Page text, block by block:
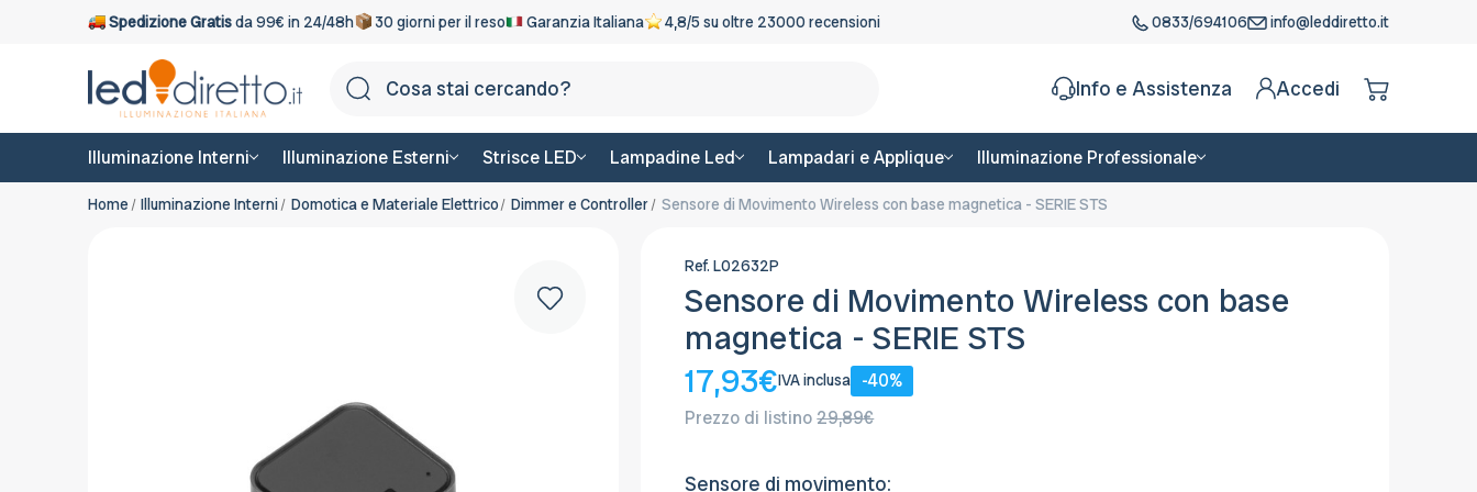
Spedizione Gratisda 99€ in 24/48h 30 giorni per il reso Garanzia Italiana 4,8/5 su oltre 23000 recensioni 0833/694106 info@leddiretto.it
Info e Assistenza Accedi
Illuminazione Interni Illuminazione Esterni Strisce LED Lampadine Led Lampadari e Applique Illuminazione Professionale
Home Illuminazione Interni Domotica e Materiale Elettrico Dimmer e Controller Sensore di Movimento Wireless con base magnetica - SERIE STS
Ref. L02632P
Sensore di Movimento Wireless con base
magnetica - SERIE STS
17,93€IVA inclusa
-40%
Prezzo di listino29,89€
Sensore di movimento: